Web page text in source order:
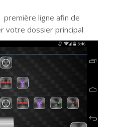
première ligne afin de
votre dossier principal.